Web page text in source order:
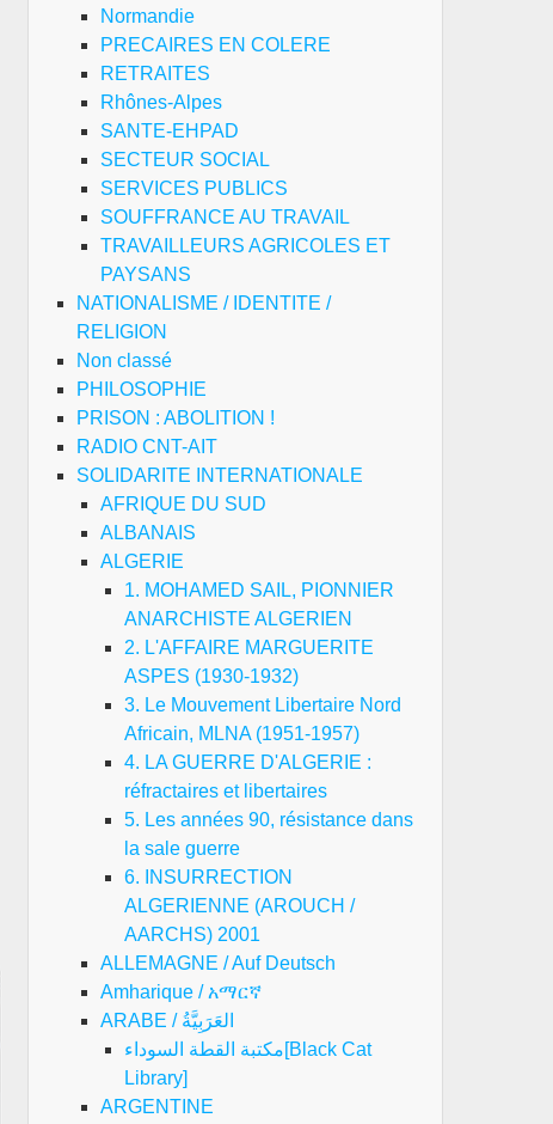
Normandie
PRECAIRES EN COLERE
RETRAITES
Rhônes-Alpes
SANTE-EHPAD
SECTEUR SOCIAL
SERVICES PUBLICS
SOUFFRANCE AU TRAVAIL
TRAVAILLEURS AGRICOLES ET
PAYSANS
NATIONALISME / IDENTITE /
RELIGION
Non classé
PHILOSOPHIE
PRISON : ABOLITION !
RADIO CNT-AIT
SOLIDARITE INTERNATIONALE
AFRIQUE DU SUD
ALBANAIS
ALGERIE
1. MOHAMED SAIL, PIONNIER
ANARCHISTE ALGERIEN
2. L'AFFAIRE MARGUERITE
ASPES (1930-1932)
3. Le Mouvement Libertaire Nord
Africain, MLNA (1951-1957)
4. LA GUERRE D'ALGERIE :
réfractaires et libertaires
5. Les années 90, résistance dans
la sale guerre
6. INSURRECTION
ALGERIENNE (AROUCH /
AARCHS) 2001
ALLEMAGNE / Auf Deutsch
Amharique / አማርኛ
ARABE / العَرَبِيَّةُ
مكتبة القطة السوداء[Black Cat
Library]
ARGENTINE